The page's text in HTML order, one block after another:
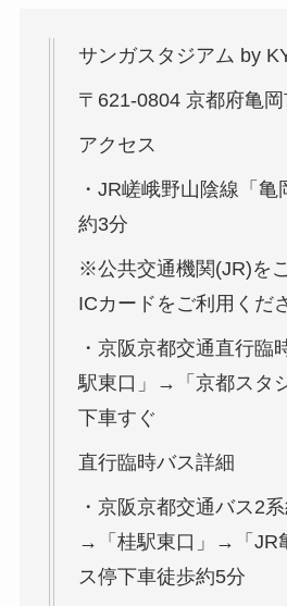
サンガスタジアム by
〒621-0804 京都府亀岡
アクセス
・JR嵯峨野山陰線「
約3分
※公共交通機関(JR)を
ICカードをご利用くだ
・京阪京都交通直行臨
駅東口」→「京都スタ
下車すぐ
直行臨時バス詳細
・京阪京都交通バス2
→「桂駅東口」→「JR
ス停下車徒歩約5分